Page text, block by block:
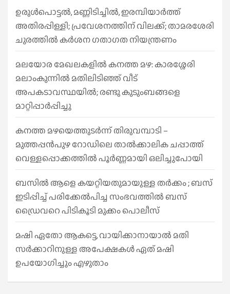
h
ഉരുൾപൊട്ടൽ, മണ്ണിടിച്ചിൽ, ഇരമ്പിയാര്‍ത്ത്
അതിരപ്പിള്ളി; പ്രവേശനത്തിന് വിലക്ക്; താമരശേരി
ചുരത്തില്‍ കര്‍ശന ഗതാഗത നിയന്ത്രണം
മലയോര മേഖലകളിൽ കനത്ത മഴ: കാരശ്ശേരി
മലാംകുന്നിൽ മതിലിടിഞ്ഞ് വീട്
അപകടാവസ്ഥയിൽ; രണ്ടു കുടുംബങ്ങളെ
മാറ്റിപ്പാർപ്പിച്ചു
കനത്ത മഴയെത്തുടർന്ന് തിരുവമ്പാടി –
മുത്തപ്പൻപുഴ റോഡിലെ താൽക്കാലിക ചപ്പാത്ത്
വെള്ളപ്പൊക്കത്തിൽ പൂർണ്ണമായി ഒലിച്ചുപോയി
ബസിൽ ആളെ കയറ്റിയതുമായുള്ള തർക്കം ; ബസ്
ഇടിപ്പിച്ച് പരിക്കേൽപിച്ച സംഭവത്തിൽ ബസ്
ഡ്രൈവറെ പിടികൂടി മുക്കം പൊലീസ്
മഷി ഏതോ ആകട്ടെ, വായിക്കാനായാൽ മതി​
സർക്കാറിനുള്ള അപേക്ഷകൾ ഏത് മഷി
ഉപയോഗിച്ചും എഴുതാം